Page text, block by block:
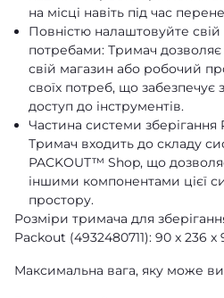
на місці навіть під час
Повністю налаштовуйте свій
потребами: Тримач
свій магазин або робочий
своїх потреб, що забезпечує
доступ до інструментів.
Частина системи зберігання
Тримач входить до складу
PACKOUT™ Shop, що
іншими компонентами цієї
простору.
Розміри тримача для
Packout (4932480711): 90 x 236
Максимальна вага, яку може